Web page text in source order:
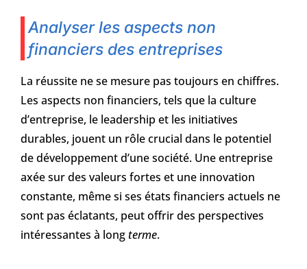
Analyser les aspects non
financiers des entreprises
La réussite ne se mesure pas toujours en chiffres.
Les aspects non financiers, tels que la culture
d’entreprise, le leadership et les initiatives
durables, jouent un rôle crucial dans le potentiel
de développement d’une société. Une entreprise
axée sur des valeurs fortes et une innovation
constante, même si ses états financiers actuels ne
sont pas éclatants, peut offrir des perspectives
intéressantes à longterme.